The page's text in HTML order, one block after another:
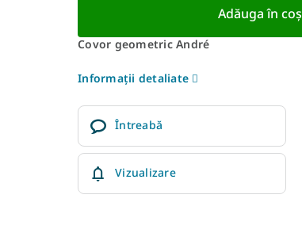
Adăuga în coş
Covor geometric André
Informaţii detaliate
Întreabă
Vizualizare